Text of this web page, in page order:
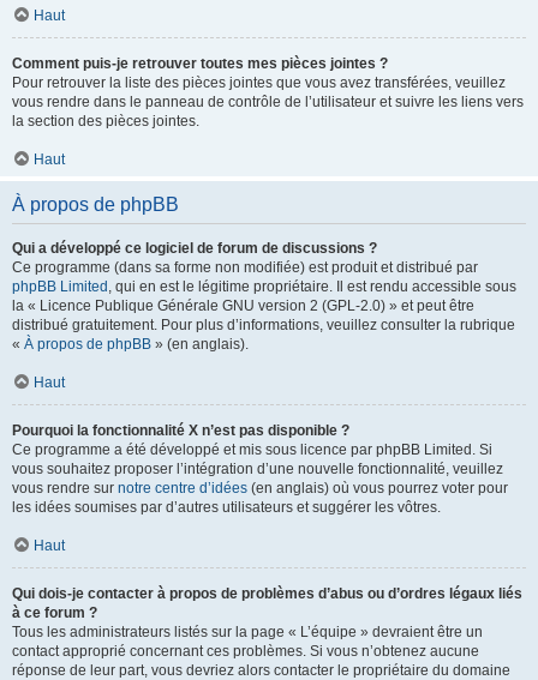
Haut
Comment puis-je retrouver toutes mes pièces jointes ?
Pour retrouver la liste des pièces jointes que vous avez transférées, veuillez
vous rendre dans le panneau de contrôle de l’utilisateur et suivre les liens vers
la section des pièces jointes.
Haut
À propos de phpBB
Qui a développé ce logiciel de forum de discussions ?
Ce programme (dans sa forme non modifiée) est produit et distribué par
phpBB Limited , qui en est le légitime propriétaire. Il est rendu accessible sous
la « Licence Publique Générale GNU version 2 (GPL-2.0) » et peut être
distribué gratuitement. Pour plus d’informations, veuillez consulter la rubrique
« À propos de phpBB » (en anglais).
Haut
Pourquoi la fonctionnalité X n’est pas disponible ?
Ce programme a été développé et mis sous licence par phpBB Limited. Si
vous souhaitez proposer l’intégration d’une nouvelle fonctionnalité, veuillez
vous rendre sur notre centre d’idées (en anglais) où vous pourrez voter pour
les idées soumises par d’autres utilisateurs et suggérer les vôtres.
Haut
Qui dois-je contacter à propos de problèmes d’abus ou d’ordres légaux liés
à ce forum ?
Tous les administrateurs listés sur la page « L’équipe » devraient être un
contact approprié concernant ces problèmes. Si vous n’obtenez aucune
réponse de leur part, vous devriez alors contacter le propriétaire du domaine